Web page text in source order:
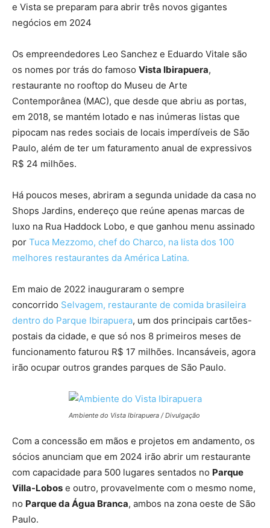
e Vista se preparam para abrir três novos gigantes
negócios em 2024
Os empreendedores Leo Sanchez e Eduardo Vitale são
os nomes por trás do famoso Vista Ibirapuera,
restaurante no rooftop do Museu de Arte
Contemporânea (MAC), que desde que abriu as portas,
em 2018, se mantém lotado e nas inúmeras listas que
pipocam nas redes sociais de locais imperdíveis de São
Paulo, além de ter um faturamento anual de expressivos
R$ 24 milhões.
Há poucos meses, abriram a segunda unidade da casa no
Shops Jardins, endereço que reúne apenas marcas de
luxo na Rua Haddock Lobo, e que ganhou menu assinado
por Tuca Mezzomo, chef do Charco, na lista dos 100
melhores restaurantes da América Latina.
Em maio de 2022 inauguraram o sempre
concorrido Selvagem, restaurante de comida brasileira
dentro do Parque Ibirapuera, um dos principais cartões-
postais da cidade, e que só nos 8 primeiros meses de
funcionamento faturou R$ 17 milhões. Incansáveis, agora
irão ocupar outros grandes parques de São Paulo.
Ambiente do Vista Ibirapuera / Divulgação
Com a concessão em mãos e projetos em andamento, os
sócios anunciam que em 2024 irão abrir um restaurante
com capacidade para 500 lugares sentados no Parque
Villa-Lobos e outro, provavelmente com o mesmo nome,
no Parque da Água Branca, ambos na zona oeste de São
Paulo.